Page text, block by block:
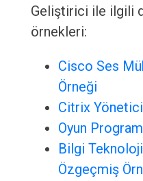
Geliştirici ile ilgili
örnekleri:
Cisco Ses
Örneği
Citrix
Oyun
Bilgi
Özgeçmiş